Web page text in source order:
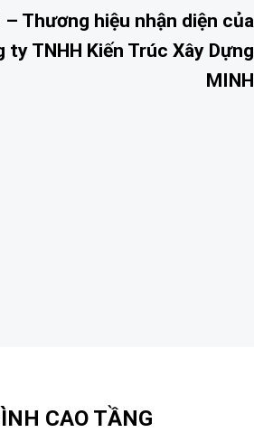
– Thương hiệu nhận diện của
ty TNHH Kiến Trúc Xây Dựng
MINH
CAO TẦNG